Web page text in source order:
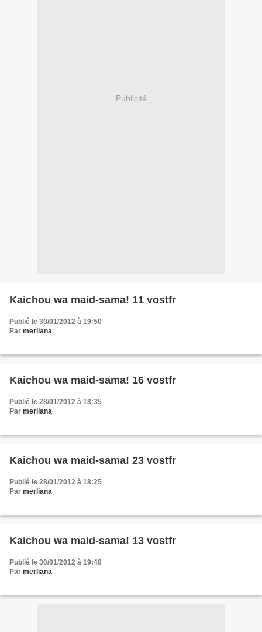
Publicité
Kaichou wa maid-sama! 11 vostfr
Publié le 30/01/2012 à 19:50
Par merliana
Kaichou wa maid-sama! 16 vostfr
Publié le 28/01/2012 à 18:35
Par merliana
Kaichou wa maid-sama! 23 vostfr
Publié le 28/01/2012 à 18:25
Par merliana
Kaichou wa maid-sama! 13 vostfr
Publié le 30/01/2012 à 19:48
Par merliana